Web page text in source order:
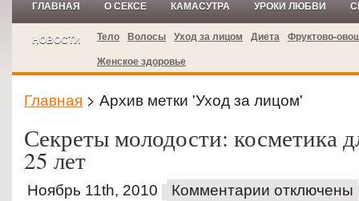
ГЛАВНАЯ О СЕКСЕ КАМАСУТРА УРОКИ ЛЮБВИ
НОВОСТИ Тело Волосы Уход за лицом Диета Фруктово-
Женское здоровье
Главная > Архив метки 'Уход за лицом'
Секреты молодости: косметика
25 лет
Ноябрь 11th, 2010 Комментарии отключены